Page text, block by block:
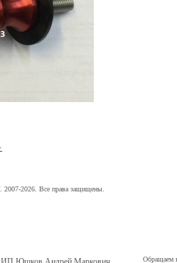
2007-2026. Все права защищены.
Обращаем